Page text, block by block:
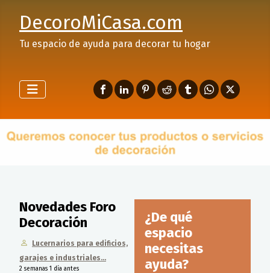
DecoroMiCasa.com
Tu espacio de ayuda para decorar tu hogar
Novedades Foro
Decoración
Lucernarios para edificios,
garajes e industriales...
2 semanas 1 día antes
¿De qué
espacio
necesitas
ayuda?